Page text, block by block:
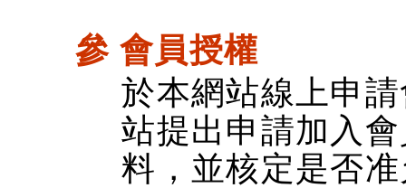
參 會員授權
於本網站線上申
站提出申請加入
料，並核定是否